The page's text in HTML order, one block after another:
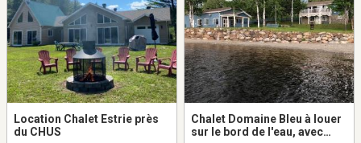
Location Chalet Estrie près
du CHUS
Chalet Domaine Bleu à louer
sur le bord de l'eau, avec